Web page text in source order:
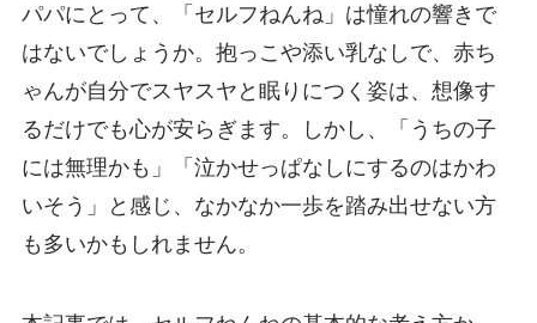
パパにとって、「セルフねんね」は憧れの響きで
はないでしょうか。抱っこや添い乳なしで、赤ち
ゃんが自分でスヤスヤと眠りにつく姿は、想像す
るだけでも心が安らぎます。しかし、「うちの子
には無理かも」「泣かせっぱなしにするのはかわ
いそう」と感じ、なかなか一歩を踏み出せない方
も多いかもしれません。